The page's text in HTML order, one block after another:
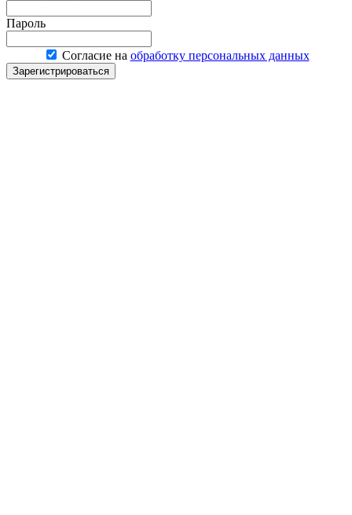
Пароль
Согласие на обработку персональных данных
Зарегистрироваться